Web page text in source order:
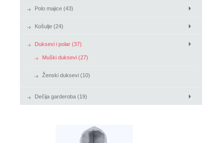
Polo majice (43)
Košulje (24)
Duksevi i polar (37)
Muški duksevi (27)
Ženski duksevi (10)
Dečija garderoba (19)